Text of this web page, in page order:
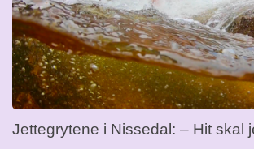
Jettegrytene i Nissedal: – Hit skal